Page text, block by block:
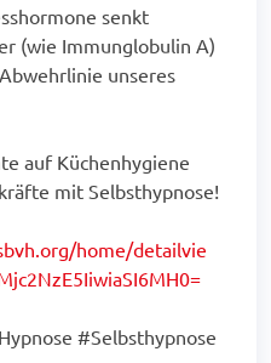
senkt
(wie Immunglobulin A)
unseres
auf Küchenhygiene
mit Selbsthypnose!
home/detailvie
#Selbsthypnose